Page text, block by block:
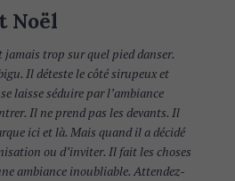
Noël
jamais trop sur quel pied danser.
Il déteste le côté sirupeux et
laisse séduire par l’ambiance
Il ne prend pas les devants. Il
ici et là. Mais quand il a décidé
ou d’inviter. Il fait les choses
ambiance inoubliable. Attendez-